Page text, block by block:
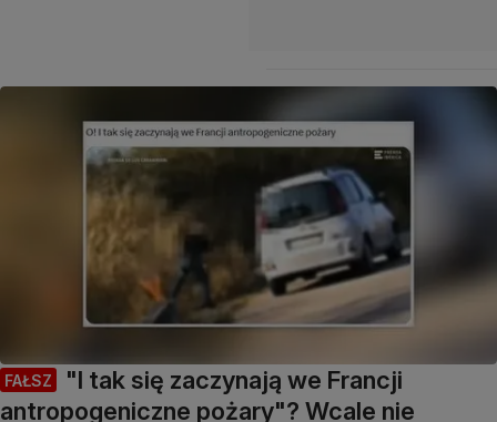
FAŁSZ
"I tak się zaczynają we Francji
antropogeniczne pożary"? Wcale nie